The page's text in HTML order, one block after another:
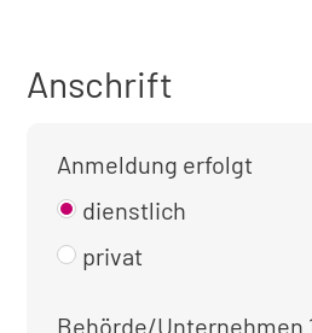
Anschrift
Anmeldung erfolgt
dienstlich
privat
Kontaktinformationen
Behörde/Unternehmen